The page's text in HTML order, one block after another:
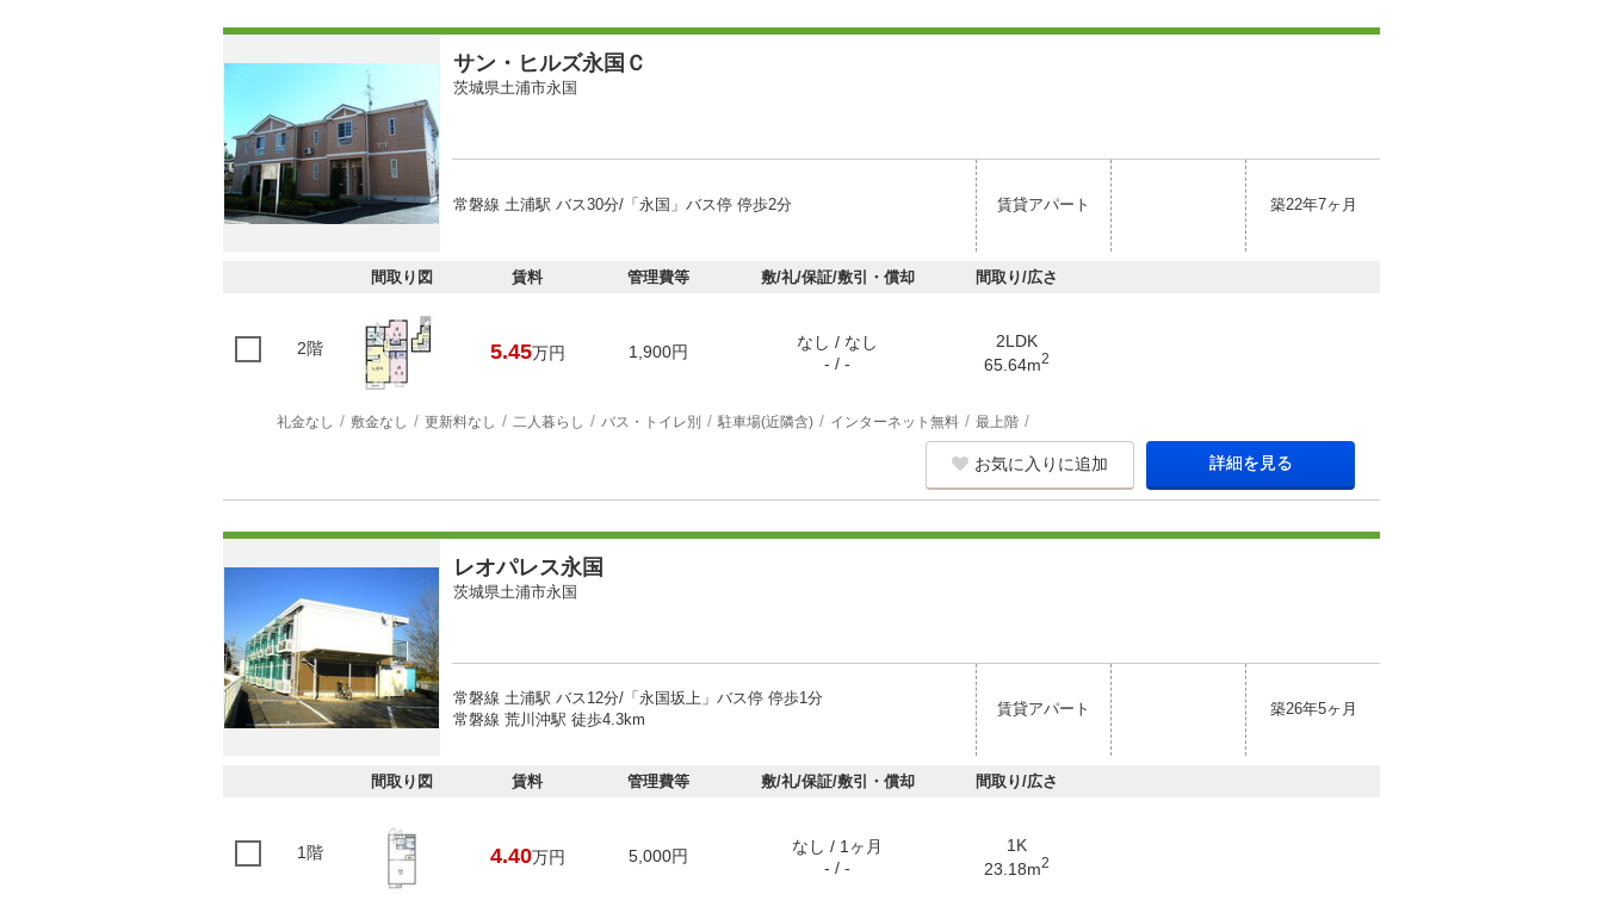
サン・ヒルズ永国Ｃ
茨城県土浦市永国
常磐線 土浦駅 バス30分/「永国」バス停 停歩2分 賃貸アパート 築22年7ヶ月
間取り図 賃料 管理費等 敷/礼/保証/敷引・償却 間取り/広さ
2階 5.45万円 1,900円
なし / なし
- / -
2LDK
65.64m2
礼金なし 敷金なし 更新料なし 二人暮らし バス・トイレ別 駐車場(近隣含) インターネット無料 最上階
お気に入りに追加 詳細を見る
レオパレス永国
茨城県土浦市永国
常磐線 土浦駅 バス12分/「永国坂上」バス停 停歩1分
常磐線 荒川沖駅 徒歩4.3km
賃貸アパート 築26年5ヶ月
間取り図 賃料 管理費等 敷/礼/保証/敷引・償却 間取り/広さ
1階 4.40万円 5,000円
なし / 1ヶ月
- / -
1K
23.18m2